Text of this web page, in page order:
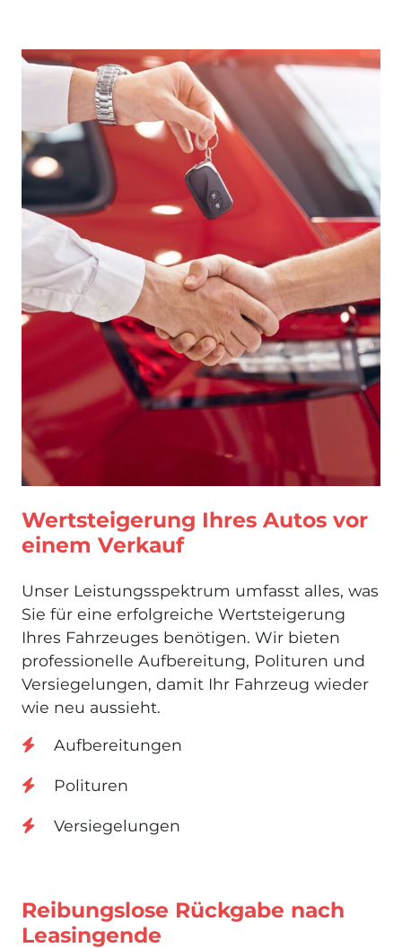
Wertsteigerung Ihres Autos vor
einem Verkauf
Unser Leistungsspektrum umfasst alles, was
Sie für eine erfolgreiche Wertsteigerung
Ihres Fahrzeuges benötigen. Wir bieten
professionelle Aufbereitung, Polituren und
Versiegelungen, damit Ihr Fahrzeug wieder
wie neu aussieht.
Aufbereitungen
Polituren
Versiegelungen
Reibungslose Rückgabe nach
Leasingende